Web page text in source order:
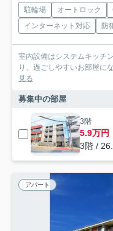
駐輪場 オートロック
インターネット対応
防
室内設備はシステムキッチ
り、過ごしやすいお部屋に
見る
募集中の部屋
3階
5.9万円
3階 /
アパート